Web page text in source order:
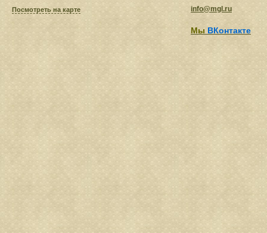
Посмотреть на карте info@mgl.ru
Мы ВКонтакте